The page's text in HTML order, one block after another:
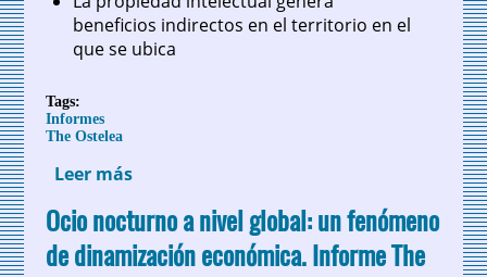
beneficios indirectos en el territorio en el
que se ubica
Tags:
Informes
The Ostelea
Leer más sobre Turismo, innovación y propiedad
Ocio nocturno a nivel global: un fenómeno
de dinamización económica. Informe The